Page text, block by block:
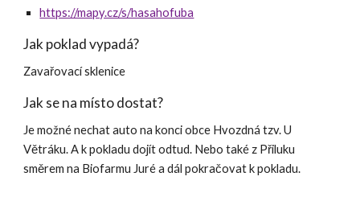
https://mapy.cz/s/hasahofuba
Jak poklad vypadá?
Zavařovací sklenice
Jak se na místo dostat?
Je možné nechat auto na konci obce Hvozdná tzv. U
Větráku. A k pokladu dojít odtud. Nebo také z Přiluku
směrem na Biofarmu Juré a dál pokračovat k pokladu.